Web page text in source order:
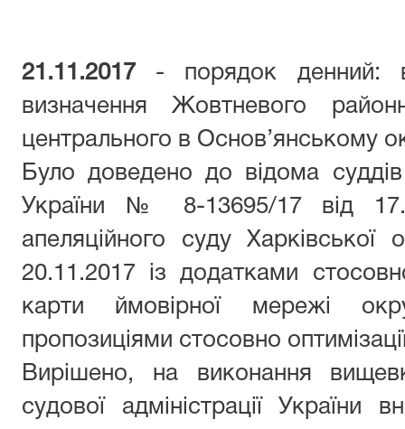
21.11.2017 - порядок денний:
визначення Жовтневого
центрального в Основ’янському
Було доведено до відома
України № 8-13695/17 від
апеляційного суду
20.11.2017 із додатками
карти ймовірної мережі
пропозиціями стосовно
Вирішено, на виконання
судової адміністрації України